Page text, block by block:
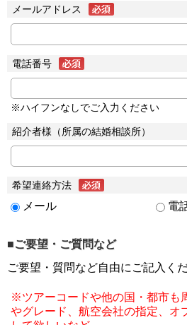
メールアドレス
電話番号
※ハイフンなしでご入力ください
紹介者様（所属の結婚相談所）
希望連絡方法
メール 電
■ご要望・ご質問など
ご要望・質問など自由にご記入く
※ツアーコードや他の国・都市も
やグレード、航空会社の指定、オ